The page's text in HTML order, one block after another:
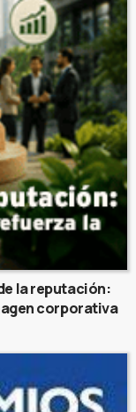
la reputación:
corporativa